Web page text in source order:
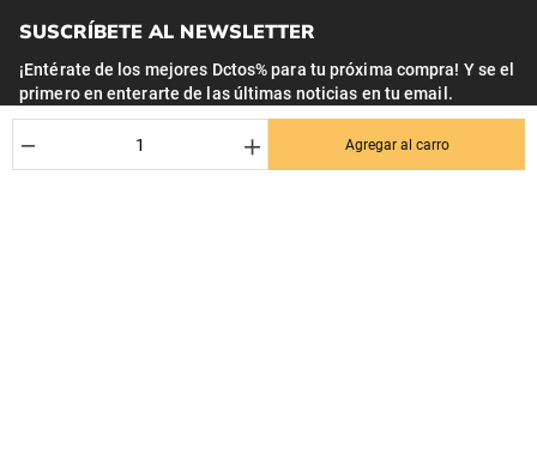
＋
－ Agregar al carro
SUSCRÍBETE AL NEWSLETTER
¡Entérate de los mejores Dctos% para tu próxima compra! Y se el
primero en enterarte de las últimas noticias en tu email.
Nombre